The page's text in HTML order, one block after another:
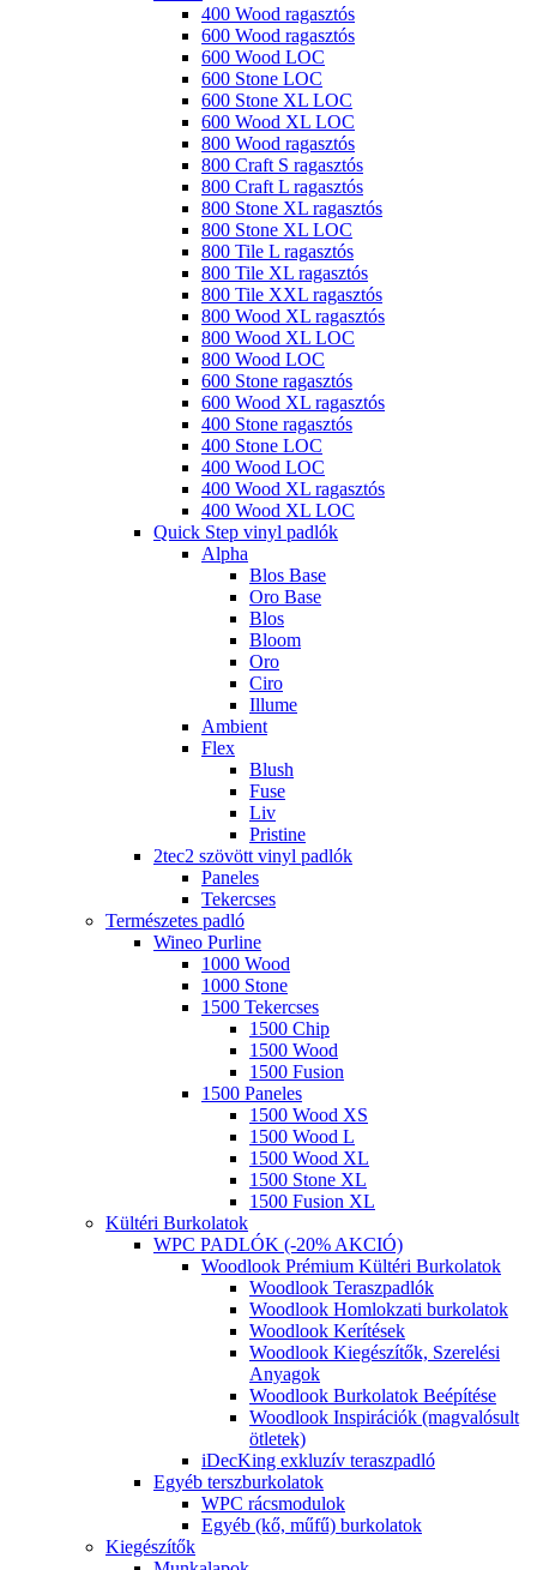
400 Wood ragasztós
600 Wood ragasztós
600 Wood LOC
600 Stone LOC
600 Stone XL LOC
600 Wood XL LOC
800 Wood ragasztós
800 Craft S ragasztós
800 Craft L ragasztós
800 Stone XL ragasztós
800 Stone XL LOC
800 Tile L ragasztós
800 Tile XL ragasztós
800 Tile XXL ragasztós
800 Wood XL ragasztós
800 Wood XL LOC
800 Wood LOC
600 Stone ragasztós
600 Wood XL ragasztós
400 Stone ragasztós
400 Stone LOC
400 Wood LOC
400 Wood XL ragasztós
400 Wood XL LOC
Quick Step vinyl padlók
Alpha
Blos Base
Oro Base
Blos
Bloom
Oro
Ciro
Illume
Ambient
Flex
Blush
Fuse
Liv
Pristine
2tec2 szövött vinyl padlók
Paneles
Tekercses
Természetes padló
Wineo Purline
1000 Wood
1000 Stone
1500 Tekercses
1500 Chip
1500 Wood
1500 Fusion
1500 Paneles
1500 Wood XS
1500 Wood L
1500 Wood XL
1500 Stone XL
1500 Fusion XL
Kültéri Burkolatok
WPC PADLÓK (-20% AKCIÓ)
Woodlook Prémium Kültéri Burkolatok
Woodlook Teraszpadlók
Woodlook Homlokzati burkolatok
Woodlook Kerítések
Woodlook Kiegészítők, Szerelési
Anyagok
Woodlook Burkolatok Beépítése
Woodlook Inspirációk (magvalósult
ötletek)
iDecKing exkluzív teraszpadló
Egyéb terszburkolatok
WPC rácsmodulok
Egyéb (kő, műfű) burkolatok
Kiegészítők